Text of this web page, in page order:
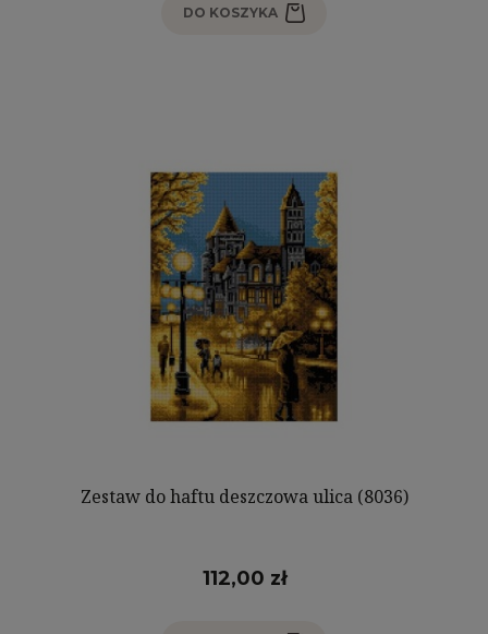
DO KOSZYKA
Zestaw do haftu deszczowa ulica (8036)
112,00 zł